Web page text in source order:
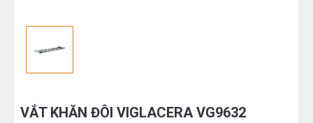
VẮT KHĂN ĐÔI VIGLACERA VG9632